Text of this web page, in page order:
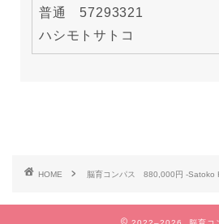
普通 57293321
ハシモトサトコ
HOME 脳育コンパス 880,000円 -Satoko